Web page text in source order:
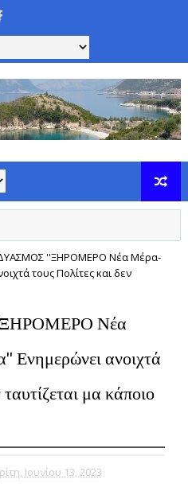
''ΞΗΡΟΜΕΡΟ Νέα Μέρα-
τους Πολίτες και δεν
Νέα
ανοιχτά
μα κάποιο
Ιουνίου 13, 2023